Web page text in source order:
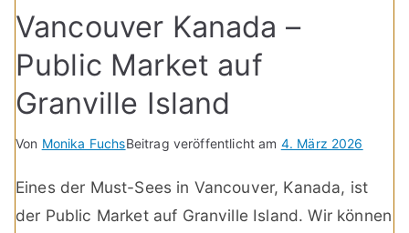
Vancouver Kanada –
Public Market auf
Granville Island
Von Monika FuchsBeitrag veröffentlicht am 4. März 2026
Eines der Must-Sees in Vancouver, Kanada, ist
der Public Market auf Granville Island. Wir können